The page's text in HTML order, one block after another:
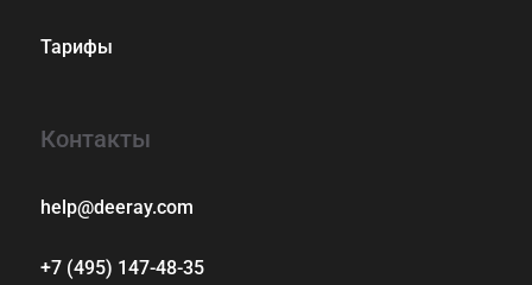
Тарифы
Контакты
help@deeray.com
+7 (495) 147-48-35